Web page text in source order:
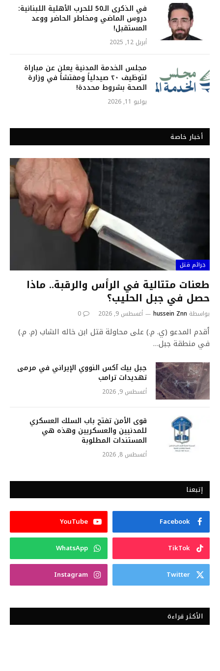
في الذكرى الـ50 للحرب الأهلية اللبنانية:
دروس الماضي ومخاطر الحاضر ووعد
المستقبل!
أبريل 12, 2025
مجلس الخدمة المدنية يعلن عن مباراة
لتوظيف ٢٠ صيدلياً ومفتشاً في وزارة
الصحة بشروط محددة!
يوليو 11, 2026
أخبار خاصة
جرائم قتل
طعنات متتالية في الرأس والرقبة.. ماذا
حصل في جبل الحليب؟
بواسطة hussein Znn أغسطس 9, 2026 0
أقدم المدعو (ي. م.) على محاولة قتل ابن خاله الشاب (م. م.)
في منطقة جبل…
جبل بيك آكس النووي الإيراني في مرمى
تهديدات ترامب
أغسطس 9, 2026
قوى الأمن تفتح باب السلك العسكري
للمدنيين والعسكريين وهذه هي
المستندات المطلوبة
أغسطس 8, 2026
إتبعنا
Facebook
YouTube
TikTok
WhatsApp
Twitter
Instagram
الأكثر قراءة